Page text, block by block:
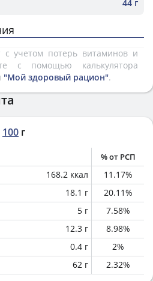
44 г
с учетом потерь витаминов и
с помощью калькулятора
"Мой здоровый рацион".
100 г
% от РСП
168.2 ккал 11.17%
18.1 г 20.11%
5 г 7.58%
12.3 г 8.98%
0.4 г 2%
62 г 2.32%